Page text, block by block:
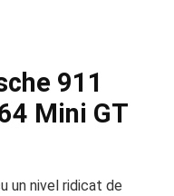
911
Mini GT
un nivel ridicat de